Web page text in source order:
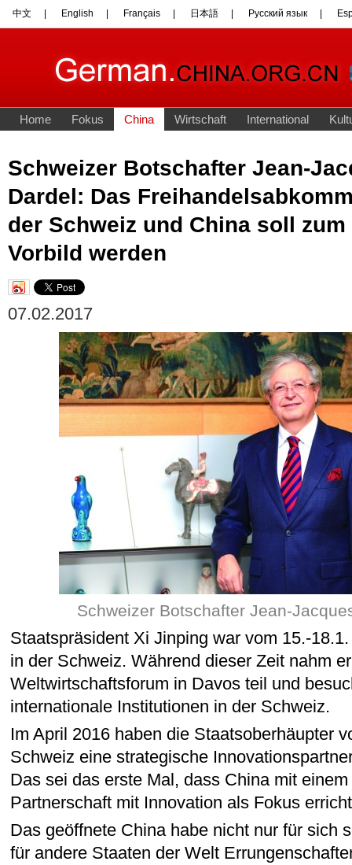
Schweizer Botschafter Jean-
Dardel: Das
der Schweiz und China soll
Vorbild werden
07.02.2017
Schweizer Botschafter Jean-
Staatspräsident Xi Jinping war vom 15.-
in der Schweiz. Während dieser Zeit nahm
Weltwirtschaftsforum in Davos teil und
internationale Institutionen in der Schweiz.
Im April 2016 haben die Staatsoberhäupter
Schweiz eine strategische
Das sei das erste Mal, dass China mit
Partnerschaft mit Innovation als Fokus
Das geöffnete China habe nicht nur für sich
für andere Staaten der Welt